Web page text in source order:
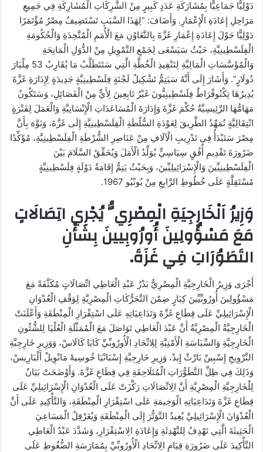
دَوْلِيًّا جَمَاعِيًّا بِمُشَارَكَةِ عَدَدٍ كَبِيرٍ مِنْ الشَّرِكَاتِ الْمُشَارِكَةِ فِي جَمِيعِ
مَرَاحِلِ إِعَادَةِ الْإِعْمَارِ. وَأَضَافَ: “لِهَذَا السَّبَبِ تَسْتَضِيفُ مِصْرُ مُؤْتَمَرًا
دَوْلِيًّا حَوْلَ إِعَادَةِ إِعْمَارِ غَزَّةَ بِالتَّعَاوُنِ مَعَ الْأُمَمِ الْمُتَّحِدَةِ وَالْحُكُومَةِ
الْفِلَسْطِينِيَّةِ، حَيْثُ سَيَسْعَى لِجَمْعِ التَّمْوِيلِ مِنْ الدُّوَلِ الْمَانِحَةِ
وَالْمُؤَسَّسَاتِ الْمَالِيَّةِ لِتَنْفِيذِ الْخُطَّةِ الَّتِي سَتَتَطَلَّبُ مَا يُقَارِبُ 53 مِلْيَارَ
دُولَارٍ”. وَأَشَارَ إِلَى أَنَّهُ سَيَتِمُّ تَشْكِيلُ لَجْنَةٍ فِلَسْطِينِيَّةٍ جَدِيدَةٍ لِإِدَارَةِ غَزَّةَ
يُدِيرُهَا تِكْنُوقْرَاطٌ فِلَسْطِينِيُّونَ غَيْرُ تَابِعِينَ لِأَيٍّ مِنْ الْفَصَائِلِ، وَسَتَكُونُ
مَهَامُّهَا الرَّئِيسِيَّةُ حُكْمَ غَزَّةَ وَإِدَارَةَ الْمُسَاعَدَاتِ الْإِنْسَانِيَّةِ وَالْعَمَلَ لِفَتْرَةٍ
انْتِقَالِيَّةٍ تُمَهِّدُ الطَّرِيقَ لِعَوْدَةِ السُّلْطَةِ الْفِلَسْطِينِيَّةِ إِلَى غَزَّةَ، وَنَوَّهَ بِأَنَّ
مِصْرَ سَتَبْدَأُ فِي تَدْرِيبِ الْآلَافِ مِنْ عَنَاصِرِ الشُّرْطَةِ الْفِلَسْطِينِيَّةِ، مُؤَكِّدًا
ضَرُورَةَ تَقْدِيمِ أُفُقٍ سِيَاسِيٍّ يُوَلِّدُ الْأَمَلَ وَيُحَقِّقُ السَّلَامَ بَيْنَ
الْفِلَسْطِينِيِّينَ وَالْإِسْرَائِيلِيِّينَ، وَبِحَيْثُ يَتِمُّ إِقَامَةُ دَوْلَةٍ فِلَسْطِينِيَّةٍ
مُسْتَقِلَّةٍ عَلَى خُطُوطِ الرَّابِعِ مِنْ يُونْيُو 1967.
وَزِيرُ اَلْخَارِجِيَةِ الْمِصْرِيُّ يُجْرِي اتِصَالَاتٍ
مَعَ مَسْؤُولِينَ أُورُوبِيينَ بِشَأْنِ
التَطَوُرَاتِ فِي غَزَةَ.
أَجْرَى وَزِيرُ الْخَارِجِيَّةِ الْمِصْرِيُّ بَدْرُ عَبْدِ الْعَاطِي اتِّصَالَاتٍ مُكَثَّفَةً مَعَ
مَسْؤُولِينَ أُورُوبِّيِّينَ كِبَارٍ ضِمْنَ التَّحَرُّكَاتِ الْمِصْرِيَّةِ لِوَقْفِ الْعُدْوَانِ
الْإِسْرَائِيلِيِّ عَلَى قِطَاعِ غَزَّةَ وَتَدَاعِيَاتِهِ عَلَى اسْتِقْرَارِ الْمِنْطَقَةِ وَأَعْلَنَتْ
الْخَارِجِيَّةُ الْمِصْرِيَّةُ أَنَّ عَبْدَ الْعَاطِي تَوَاصَلَ مَعَ الْمُمَثِّلَةِ الْعُلْيَا لِلشُّئُونِ
الْخَارِجِيَّةِ وَالسِّيَاسَةِ الْأَمْنِيَّةِ لِلِاتِّحَادِ الْأُورُوبِّيِّ كَايَا كَالَاسْ، وَوَزِيرِ خَارِجِيَّةِ
النَّرْوِيجِ إِسْبِينْ بَارْثْ إِيدْ، وَزِيرِ خَارِجِيَّةِ إِسْبَانْيَا خُوسِيهْ مَانْوِيلْ أَلْبَارِيسْ،
وَذَلِكَ فِي ظِلِّ التَّطَوُّرَاتِ الْمُتَلَاحِقَةِ فِي قِطَاعِ غَزَّةَ. وَأَوْضَحَتْ بَيَانٌ
لِلْخَارِجِيَّةِ الْمِصْرِيَّةِ أَنَّ الِاتِّصَالَاتِ رَكَّزَتْ عَلَى الْعُدْوَانِ الْإِسْرَائِيلِيِّ عَلَى
قِطَاعِ غَزَّةَ وَتَدَاعِيَاتِهِ الْوَخِيمَةِ عَلَى اسْتِقْرَارِ الْمِنْطَقَةِ، وَالتَّأْكِيدِ عَلَى أَنَّ
الْعُدْوَانَ الْإِسْرَائِيلِيَّ يُعِيدُ التَّوَتُّرَ إِلَى الْمِنْطَقَةِ وَيُعَرْقِلُ الْمَسَاعِيَ
الْحَثِيثَةَ الَّتِي تَهْدِفُ لِلتَّهْدِئَةِ وَإِعَادَةِ الِاسْتِقْرَارِ، وَشَدَّدَ عَبْدُ الْعَاطِي
التَّأْكِيدَ عَلَى ضَرُورَةِ قِيَامِ الِاتِّحَادِ الْأُورُوبِّيِّ بِمُمَارَسَةِ الضُّغُوطِ عَلَى